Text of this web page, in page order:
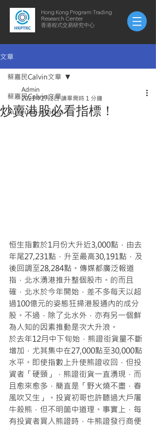
Hong Kong Program Trading
Research Center
​​香港程式交易研究中心
文章
蔡嘉民Calvin文章
AuYeung-articles
蔡嘉民Calvin文章
炒賣港股必看指標！
Admin
2021年2月2日 讀畢需時 1 分鐘
恒生指數於1月份大升近3,000點，由去
年尾27,231點，升至最高30,191點，及
後回調至28,284點。傳媒都廣泛報道
指，北水湧港推升整個股市。的而且
確，北水於今年開始，差不多每天以超
過100億元的姿態狂掃港股通內的成分
股。不過，除了北水外，亦有另一個鮮
為人知的因素推動是次大升浪。
於去年12月中下旬始，熊證街貨量不斷
增加，尤其集中在27,000點至30,000點
水平。即使指數上升使熊證收回，但投
資者「硬頸」，熊證街貨一直湧現，而
且愈來愈多，簡直是「野火燒不盡，春
風吹又生」。投資初哥也許聽過大戶屠
牛殺熊，但不明箇中道理。事實上，每
有投資者買入熊證時，牛熊證發行商便